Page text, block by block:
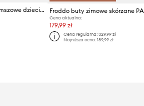
Froddo buty zimowe zamszowe dziecięce ZERU TEX FURRY BAREFOOT
Cena aktualna:
179,99 zł
Cena regularna: 329,99 zł
Najniższa cena: 189,99 zł